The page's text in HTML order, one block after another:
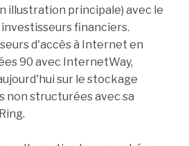
illustration principale) avec le
financiers.
d'accès à Internet en
90 avec InternetWay,
sur le stockage
non structurées avec sa